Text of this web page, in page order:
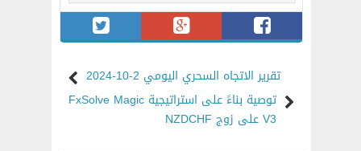
تقرير الاتجاه السحري اليومي 2-10-2024
توصية بناءً على استراتيجية FxSolve Magic
V3 على زوج NZDCHF